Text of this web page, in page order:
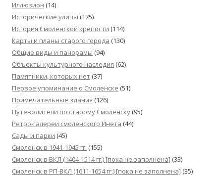
Иллюзион (14)
Исторические улицы (175)
История Смоленской крепости (114)
Карты и планы старого города (130)
Общие виды и панорамы (94)
Объекты культурного наследия (62)
Памятники, которых нет (37)
Первое упоминание о Смоленске (51)
Примечательные здания (126)
Путеводители по старому Смоленску (95)
Ретро-галереи смоленского Инета (44)
Сады и парки (45)
Смоленск в 1941-1945 гг. (155)
Смоленск в ВКЛ (1404-1514 гг.) [пока не заполнена] (33)
Смоленск в РП-ВКЛ (1611-1654 гг.) [пока не заполнена] (35)